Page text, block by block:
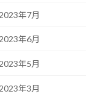
2023年7月
2023年6月
2023年5月
2023年3月